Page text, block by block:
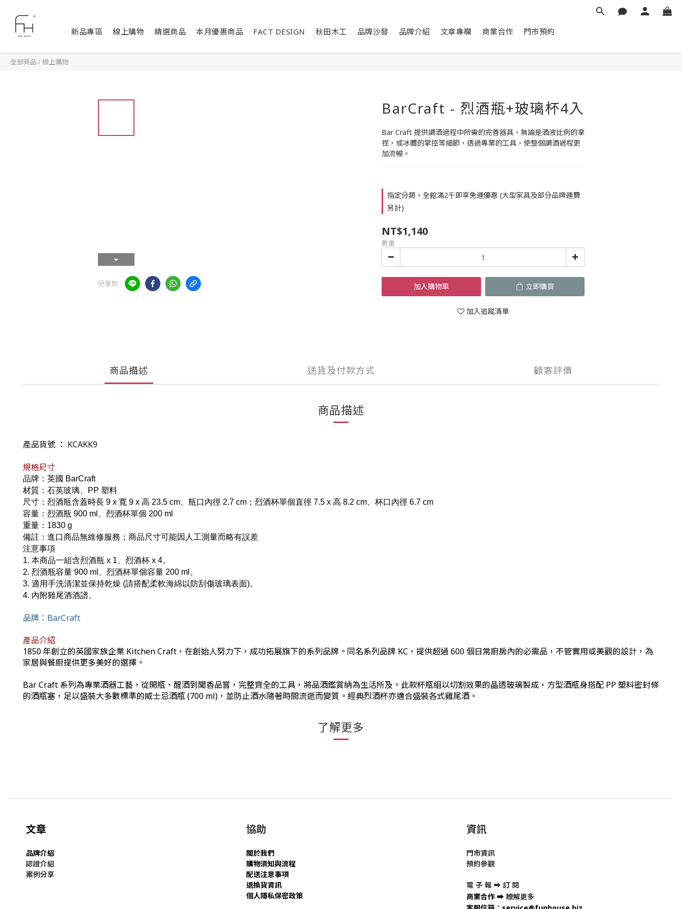
新品專區 線上購物 精選商品 本月優惠商品 FACT DESIGN 秋田木工 品牌沙發 品牌介紹 文章專欄 商業合作 門市預約
全部商品 / 線上購物
分享到
BarCraft - 烈酒瓶+玻璃杯4入
Bar Craft 提供調酒過程中所需的完善器具，無論是酒液比例的拿
捏，或冰體的掌控等細節，透過專業的工具，使整個調酒過程更
加流暢。
指定分類，全館滿2千即享免運優惠 (大型家具及部分品牌運費
另計)
NT$1,140
數量
加入購物車 立即購買
加入追蹤清單
商品描述 送貨及付款方式 顧客評價
商品描述
產品貨號 ： KCAKK9
規格尺寸
品牌：英國 BarCraft
材質：石英玻璃、PP 塑料
尺寸：烈酒瓶含蓋時長 9 x 寬 9 x 高 23.5 cm、瓶口內徑 2.7 cm；烈酒杯單個直徑 7.5 x 高 8.2 cm、杯口內徑 6.7 cm
容量：烈酒瓶 900 ml、烈酒杯單個 200 ml
重量：1830 g
備註：進口商品無維修服務；商品尺寸可能因人工測量而略有誤差
注意事項
1. 本商品一組含烈酒瓶 x 1、烈酒杯 x 4。
2. 烈酒瓶容量 900 ml、烈酒杯單個容量 200 ml。
3. 適用手洗清潔並保持乾燥 (請搭配柔軟海綿以防刮傷玻璃表面)。
4. 內附雞尾酒酒譜。
品牌： BarCraft
產品介紹
1850 年創立的英國家族企業 Kitchen Craft，在創始人努力下，成功拓展旗下的系列品牌。同名系列品牌 KC，提供超過 600 個日常廚房內的必需品，不管實用或美觀的設計，為
家居與餐廚提供更多美好的選擇。
Bar Craft 系列為專業酒器工藝，從開瓶、醒酒到聞香品嘗，完整齊全的工具，將品酒鑑賞納為生活所及。此款杯瓶組以切割效果的晶透玻璃製成，方型酒瓶身搭配 PP 塑料密封條
的酒瓶塞，足以盛裝大多數標準的威士忌酒瓶 (700 ml)，並防止酒水隨著時間流逝而變質。經典烈酒杯亦適合盛裝各式雞尾酒。
了解更多
文章
品牌介紹
認證介紹
案例分享
協助
關於我們
購物須知與流程
配送注意事項
退換貨資訊
個人隱私保密政策
資訊
門市資訊
預約參觀
電 子 報 ➡ 訂 閱
商業合作 ➡ 瞭解更多